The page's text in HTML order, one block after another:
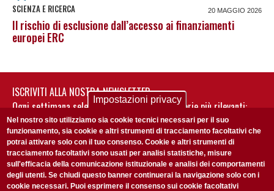
SCIENZA E RICERCA 20 MAGGIO 2026
Il rischio di esclusione dall’accesso ai finanziamenti
europei ERC
ISCRIVITI ALLA NOSTRA NEWSLETTER
Ogni settimana selezioniamo per te nostre storie più rilevanti:
non perderti gli aggiornamenti della nostra newsletter
Impostazioni privacy
Nel nostro sito utilizziamo sia cookie tecnici necessari per il suo
funzionamento, sia cookie e altri strumenti di tracciamento facoltativi che
potrai attivare solo con il tuo consenso. Cookie e altri strumenti di
tracciamento facoltativi sono usati per analisi statistiche, misure
sull'efficacia della comunicazione istituzionale e analisi dei comportamenti
degli utenti. Se chiudi questo banner continuerai la navigazione solo con i
cookie necessari. Puoi esprimere il consenso sui cookie facoltativi